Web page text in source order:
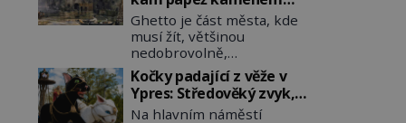
však nebyla turistickým
výletem, ale ryze pracovní
cestou se zištnými úmysly.
Jaký cíl Casanova sledoval,
když se například
procházel uličkami
lotyšské Rigy? Casanova
dohodil
Ghetto je část města, kde
musí žít, většinou
nedobrovolně,
náboženská, rasová nebo
národnostní menšina
obyvatel. Bohaté
historické zkušenosti mají
Kočky padající z věže v
Ypres: Středověký zvyk,
který dodnes budí
Na hlavním náměstí